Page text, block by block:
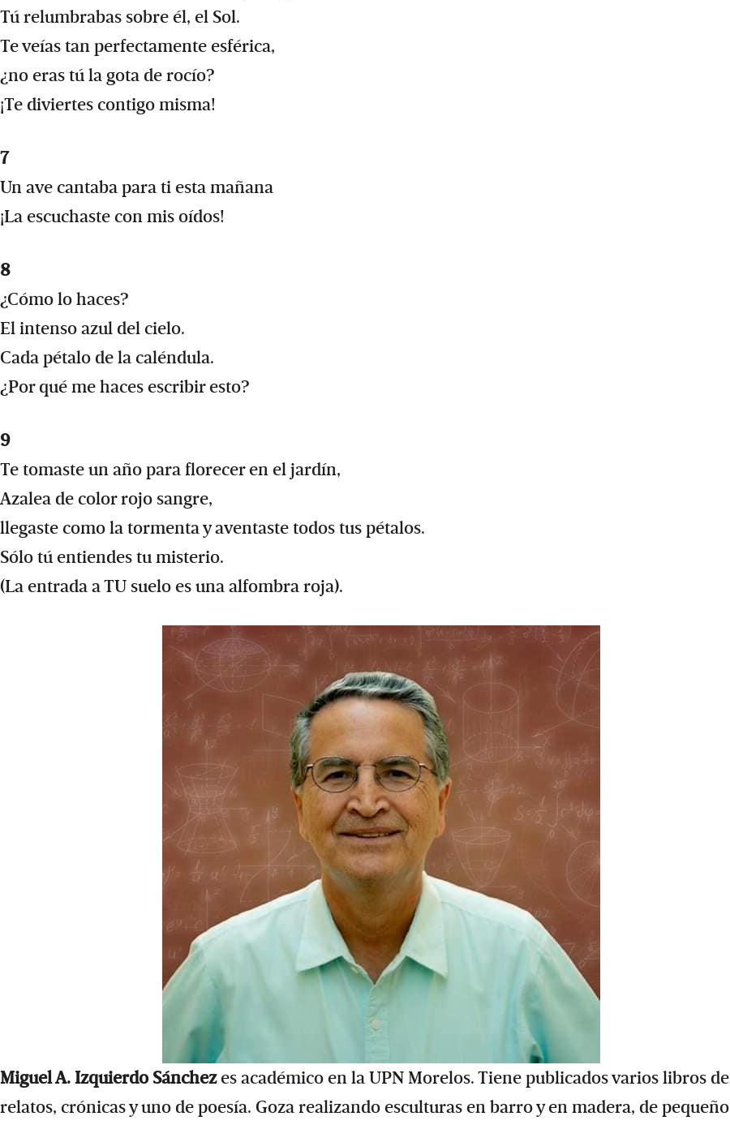
Tú relumbrabas sobre él, el Sol.
Te veías tan perfectamente esférica,
¿no eras tú la gota de rocío?
¡Te diviertes contigo misma!
7
Un ave cantaba para ti esta mañana
¡La escuchaste con mis oídos!
8
¿Cómo lo haces?
El intenso azul del cielo.
Cada pétalo de la caléndula.
¿Por qué me haces escribir esto?
9
Te tomaste un año para florecer en el jardín,
Azalea de color rojo sangre,
llegaste como la tormenta y aventaste todos tus pétalos.
Sólo tú entiendes tu misterio.
(La entrada a TU suelo es una alfombra roja).
Miguel A. Izquierdo Sánchezes académico en la UPN Morelos. Tiene publicados varios libros de
relatos, crónicas y uno de poesía. Goza realizando esculturas en barro y en madera, de pequeño